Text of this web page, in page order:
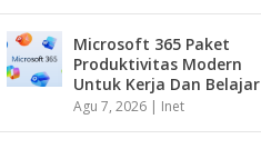
Microsoft 365 Paket
Produktivitas Modern
Untuk Kerja Dan Belajar
Agu 7, 2026 | Inet